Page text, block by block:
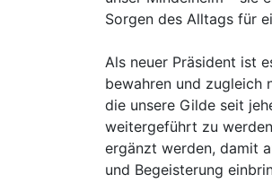
Sorgen des Alltags für
Als neuer Präsident ist
bewahren und zugleich
die unsere Gilde seit
weitergeführt zu
ergänzt werden, damit
und Begeisterung